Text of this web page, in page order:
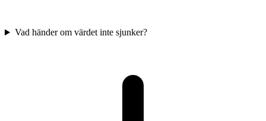
Vad händer om värdet inte sjunker?